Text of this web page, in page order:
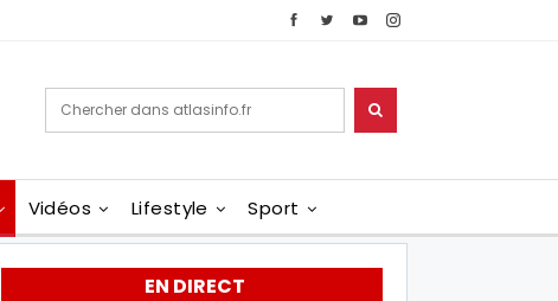
Vidéos Lifestyle Sport
EN DIRECT